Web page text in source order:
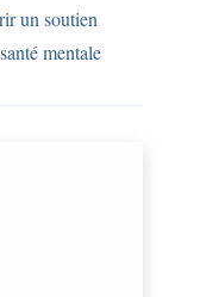
un soutien
mentale